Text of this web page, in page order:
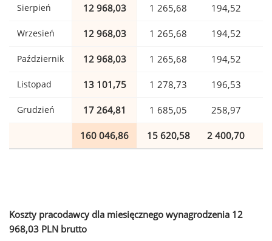
Sierpień 12 968,03 1 265,68 194,52
Wrzesień 12 968,03 1 265,68 194,52
Październik 12 968,03 1 265,68 194,52
Listopad 13 101,75 1 278,73 196,53
Grudzień 17 264,81 1 685,05 258,97
160 046,86 15 620,58 2 400,70
Koszty pracodawcy dla miesięcznego wynagrodzenia 12
968,03 PLN brutto